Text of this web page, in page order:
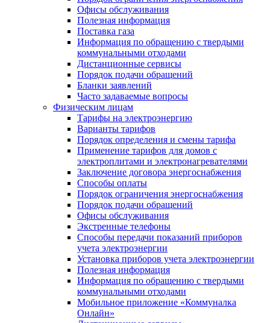
Офисы обслуживания
Полезная информация
Поставка газа
Информация по обращению с твердыми
коммунальными отходами
Дистанционные сервисы
Порядок подачи обращений
Бланки заявлений
Часто задаваемые вопросы
Физическим лицам
Тарифы на электроэнергию
Варианты тарифов
Порядок определения и смены тарифа
Применение тарифов для домов с
электроплитами и электронагревателями
Заключение договора энергоснабжения
Способы оплаты
Порядок ограничения энергоснабжения
Порядок подачи обращений
Офисы обслуживания
Экстренные телефоны
Способы передачи показаний приборов
учета электроэнергии
Установка приборов учета электроэнергии
Полезная информация
Информация по обращению с твердыми
коммунальными отходами
Мобильное приложение «Коммуналка
Онлайн»